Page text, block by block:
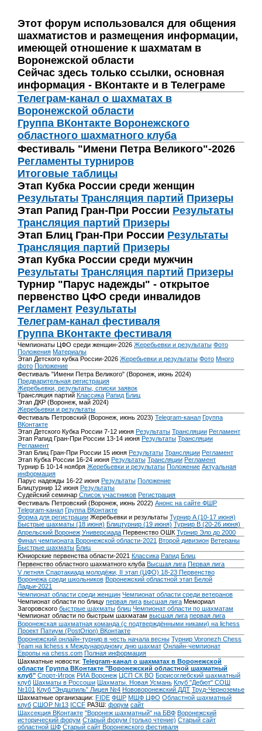
Этот форум использовался для общения
шахматистов и размещения информации,
имеющей отношение к шахматам в
Воронежской области
Сейчас здесь только ссылки, основная
информация - ВКонтакте и в Телеграме
Телеграм-канал о шахматах в
Воронежской области
Группа ВКонтакте Воронежского
областного шахматного клуба
Фестиваль "Имени Петра Великого"-2026
Регламенты турниров
Итоговые таблицы
Этап Кубка России среди женщин
Результаты Трансляция партий Призеры
Этап Рапид Гран-При России Результаты
Трансляция партий Призеры
Этап Блиц Гран-При России Результаты
Трансляция партий Призеры
Этап Кубка России среди мужчин
Результаты Трансляция партий Призеры
Турнир "Парус надежды" - открытое
первенство ЦФО среди инвалидов
Регламент Результаты
Телеграм-канал фестиваля
Группа ВКонтакте фестиваля
Чемпионаты ЦФО среди женщин-2026 Жеребьевки и результаты Фото
Положения Материалы
Этап Детского кубка России-2026 Жеребьевки и результаты Фото Много
фото Положение
Фестиваль "Имени Петра Великого" (Воронеж, июнь 2024)
Предварительная регистрация
Жеребьевки, результаты, списки заявок
Трансляция партий Классика Рапид Блиц
Этап ДКР (Воронеж, май 2024)
Жеребьевки и результаты
Фестиваль Петровский (Воронеж, июнь 2023) Telegram-канал Группа
ВКонтакте
Этап Детского Кубка России 7-12 июня Результаты Трансляции Регламент
Этап Рапид Гран-При России 13-14 июня Результаты Трансляции
Регламент
Этап Блиц Гран-При России 15 июня Результаты Трансляции Регламент
Этап Кубка России 16-24 июня Результаты Трансляции Регламент
Турнир Б 10-14 ноября Жеребьевки и результаты Положение Актуальная
информация
Парус надежды 16-22 июня Результаты Положение
Блицтурнир 12 июня Результаты
Судейский семинар Список участников Регистрация
Фестиваль Петровский (Воронеж, июнь 2022) Анонс на сайте ФШР
Telegram-канал Группа ВКонтакте
Форма для регистрации Жеребьевки и результаты Турнир A (10-17 июня)
Быстрые шахматы (18 июня) Блицтурнир (19 июня) Турнир B (20-26 июня)
Апрельский Воронеж Универсиада Первенство ОШК Турнир Эло до 2000
Финал чемпионата Воронежской области-2021 Второй дивизион Ветераны
Быстрые шахматы Блиц
Юниорские первенства области-2021 Классика Рапид Блиц
Первенство областного шахматного клуба Высшая лига Первая лига
V летняя Спартакиада молодёжи, II этап (ЦФО) 18-23 Первенство
Воронежа среди школьников Воронежский областной этап Белой
Ладьи-2021
Чемпионат области среди женщин Чемпионат области среди ветеранов
Чемпионат области по блицу первая лига высшая лига Мемориал
Загоровского быстрые шахматы блиц Чемпионат области по шахматам
Чемпионат области по быстрым шахматам высшая лига первая лига
Воронежская шахматная команда (с подтверждёнными никами) на lichess
Проект Патиум (PostOrion) ВКонтакте
Воронежский онлайн-турнир в честь начала весны Турнир Voronezh Chess
Team на lichess к Международному дню шахмат Онлайн-чемпионат
Европы на chess.com Полная информация
Шахматные новости: Telegram-канал о шахматах в Воронежской
области Группа ВКонтакте "Воронежский областной шахматный
клуб" Спорт-Игрок РИА Воронеж ЦСП СК ВО Борисоглебский шахматный
клуб Шахматы в Россоши Шахматы. Новая Усмань Клуб "Дебют" СОШ
№101 Клуб "Эндшпиль" Лицея №4 Нововоронежский ДДТ Труд-Черноземье
Шахматные организации: FIDE ФШР МШФ ЦФО Областной шахматный
клуб СШОР №13 ICCF РАЗШ: форум сайт
Шахсекция ВКонтакте "Воронеж шахматный" на БВФ Воронежский
исторический форум Cтарый форум (только чтение) Старый сайт
областной ШФ Старый сайт Воронежского фестиваля